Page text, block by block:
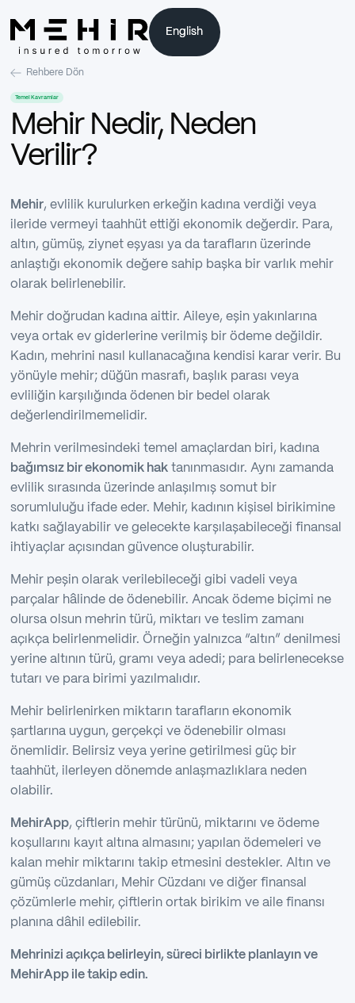
English
English
Rehbere Dön
Temel Kavramlar
Mehir Nedir, Neden
Verilir?
Mehir, evlilik kurulurken erkeğin kadına verdiği veya
ileride vermeyi taahhüt ettiği ekonomik değerdir. Para,
altın, gümüş, ziynet eşyası ya da tarafların üzerinde
anlaştığı ekonomik değere sahip başka bir varlık mehir
olarak belirlenebilir.
Mehir doğrudan kadına aittir. Aileye, eşin yakınlarına
veya ortak ev giderlerine verilmiş bir ödeme değildir.
Kadın, mehrini nasıl kullanacağına kendisi karar verir. Bu
yönüyle mehir; düğün masrafı, başlık parası veya
evliliğin karşılığında ödenen bir bedel olarak
değerlendirilmemelidir.
Mehrin verilmesindeki temel amaçlardan biri, kadına
bağımsız bir ekonomik haktanınmasıdır. Aynı zamanda
evlilik sırasında üzerinde anlaşılmış somut bir
sorumluluğu ifade eder. Mehir, kadının kişisel birikimine
katkı sağlayabilir ve gelecekte karşılaşabileceği finansal
ihtiyaçlar açısından güvence oluşturabilir.
Mehir peşin olarak verilebileceği gibi vadeli veya
parçalar hâlinde de ödenebilir. Ancak ödeme biçimi ne
olursa olsun mehrin türü, miktarı ve teslim zamanı
açıkça belirlenmelidir. Örneğin yalnızca “altın” denilmesi
yerine altının türü, gramı veya adedi; para belirlenecekse
tutarı ve para birimi yazılmalıdır.
Mehir belirlenirken miktarın tarafların ekonomik
şartlarına uygun, gerçekçi ve ödenebilir olması
önemlidir. Belirsiz veya yerine getirilmesi güç bir
taahhüt, ilerleyen dönemde anlaşmazlıklara neden
olabilir.
MehirApp, çiftlerin mehir türünü, miktarını ve ödeme
koşullarını kayıt altına almasını; yapılan ödemeleri ve
kalan mehir miktarını takip etmesini destekler. Altın ve
gümüş cüzdanları, Mehir Cüzdanı ve diğer finansal
çözümlerle mehir, çiftlerin ortak birikim ve aile finansı
planına dâhil edilebilir.
Mehrinizi açıkça belirleyin, süreci birlikte planlayın ve
MehirApp ile takip edin.